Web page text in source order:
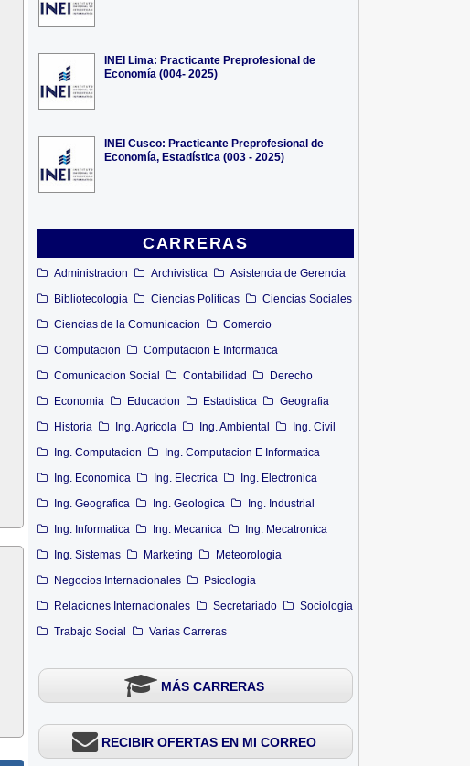
INEI Lima: Practicante Preprofesional de
Economía (004- 2025)
INEI Cusco: Practicante Preprofesional de
Economía, Estadística (003 - 2025)
CARRERAS
Administracion Archivistica
Asistencia de Gerencia
Bibliotecologia
Ciencias Politicas
Ciencias Sociales
Ciencias de la Comunicacion
Comercio
Computacion
Computacion E Informatica
Comunicacion Social
Contabilidad
Derecho
Economia
Educacion Estadistica
Geografia
Historia
Ing. Agricola Ing. Ambiental
Ing. Civil
Ing. Computacion
Ing. Computacion E Informatica
Ing. Economica
Ing. Electrica
Ing. Electronica
Ing. Geografica
Ing. Geologica
Ing. Industrial
Ing. Informatica
Ing. Mecanica
Ing. Mecatronica
Ing. Sistemas
Marketing
Meteorologia
Negocios Internacionales
Psicologia
Relaciones Internacionales
Secretariado
Sociologia
Trabajo Social
Varias Carreras
MÁS CARRERAS
RECIBIR OFERTAS EN MI CORREO